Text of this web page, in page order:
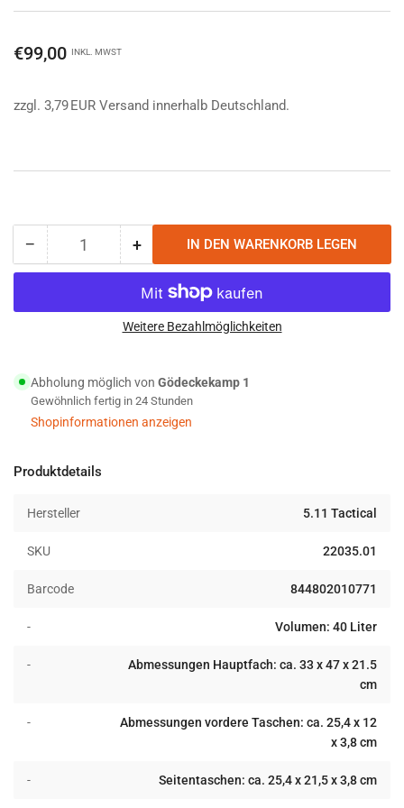
Normaler
€99,00 INKL. MWST
zzgl. 3,79 EUR Versand innerhalb Deutschland.
− Menge
reduzieren
5.11
Bag
40L
black
Anzahl +Menge
erhöhen
für
5.11
Tactical
Bag
40L
black
IN DEN WARENKORB LEGEN
Weitere Bezahlmöglichkeiten
Abholung möglich von Gödeckekamp 1
Gewöhnlich fertig in 24 Stunden
Shopinformationen anzeigen
Produktdetails
Hersteller 5.11 Tactical
SKU 22035.01
Barcode 844802010771
- Volumen: 40 Liter
-
Abmessungen Hauptfach: ca. 33 x 47 x 21.5
cm
-
Abmessungen vordere Taschen: ca. 25,4 x 12
x 3,8 cm
- Seitentaschen: ca. 25,4 x 21,5 x 3,8 cm